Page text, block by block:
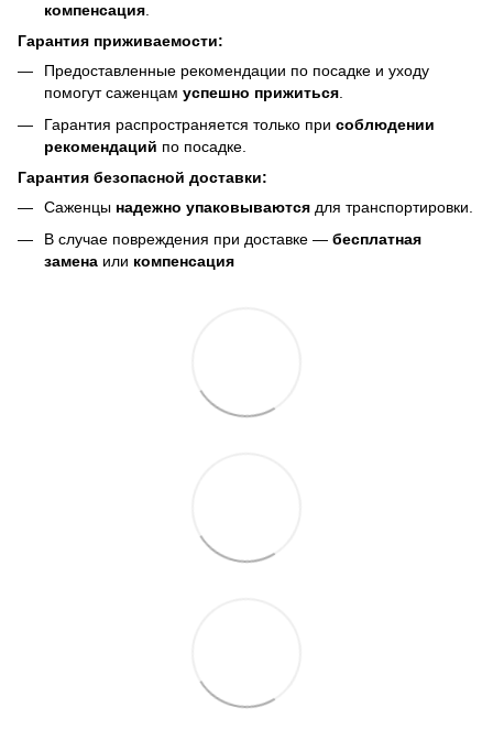
компенсация
Гарантия приживаемости:
Предоставленные рекомендации по посадке и уходу
помогут саженцам успешно прижиться.
Гарантия распространяется только при соблюдении
рекомендаций по посадке.
Гарантия безопасной доставки:
Саженцы надежно упаковываются для транспортировки.
В случае повреждения при доставке — бесплатная
замена или компенсация